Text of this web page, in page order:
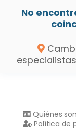
No
Quiénes
Política de